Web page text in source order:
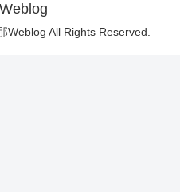
All Rights Reserved.